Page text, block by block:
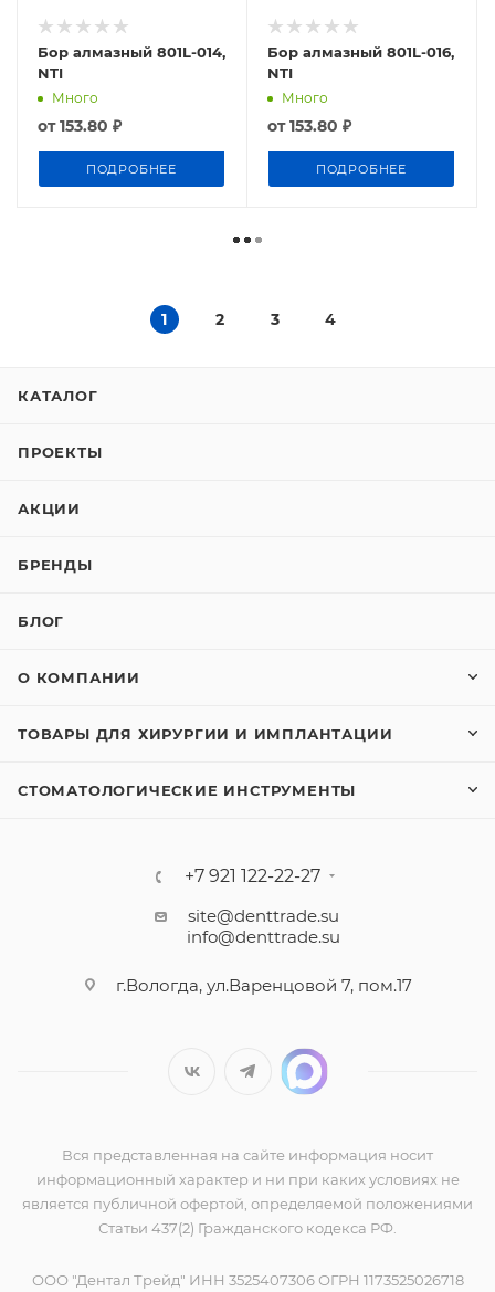
Бор алмазный 801L-014,
NTI
Много
от153.80 ₽
ПОДРОБНЕЕ
Бор алмазный 801L-016,
NTI
Много
от153.80 ₽
ПОДРОБНЕЕ
1 2 3 4
КАТАЛОГ
ПРОЕКТЫ
АКЦИИ
БРЕНДЫ
БЛОГ
О КОМПАНИИ
ТОВАРЫ ДЛЯ ХИРУРГИИ И ИМПЛАНТАЦИИ
СТОМАТОЛОГИЧЕСКИЕ ИНСТРУМЕНТЫ
+7 921 122-22-27
site@denttrade.su
info@denttrade.su
г.Вологда, ул.Варенцовой 7, пом.17
Вся представленная на сайте информация носит
информационный характер и ни при каких условиях не
является публичной офертой, определяемой положениями
Статьи 437(2) Гражданского кодекса РФ.
ООО "Дентал Трейд" ИНН 3525407306 ОГРН 1173525026718